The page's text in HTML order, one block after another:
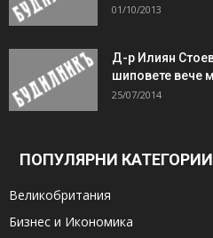
01/10/2013
Д-р Илиян
шиповете вече
25/07/2014
ПОПУЛЯРНИ КАТЕГОРИИ
Великобритания
Бизнес и Икономика